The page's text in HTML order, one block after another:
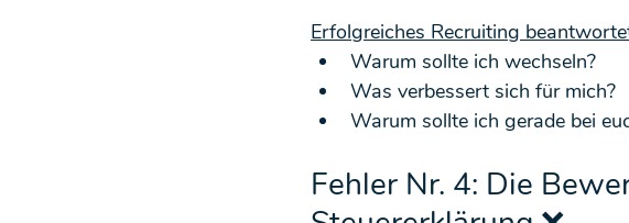
Erfolgreiches Recruiting
Warum sollte ich wechseln?
Was verbessert sich für mich?
Warum sollte ich gerade bei
Fehler Nr. 4: Die